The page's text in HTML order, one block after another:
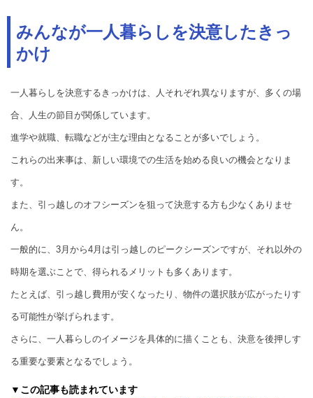
みんなが一人暮らしを決意したきっ
かけ
一人暮らしを決意するきっかけは、人それぞれ異なりますが、多くの場
合、人生の節目が関係しています。
進学や就職、転職などが主な理由となることが多いでしょう。
これらの出来事は、新しい環境での生活を始める良いの機会となりま
す。
また、引っ越しのオフシーズンを狙って決意する方も少なくありませ
ん。
一般的に、3月から4月は引っ越しのピークシーズンですが、それ以外の
時期を選ぶことで、得られるメリットも多くあります。
たとえば、引っ越し費用が安くなったり、物件の選択肢が広がったりす
る可能性が挙げられます。
さらに、一人暮らしのイメージを具体的に描くことも、決意を後押しす
る重要な要素となるでしょう。
▼この記事も読まれています